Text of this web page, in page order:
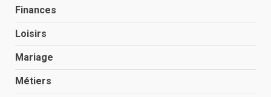
Finances
Loisirs
Mariage
Métiers